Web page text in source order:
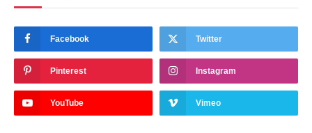
Facebook Twitter
Pinterest Instagram
YouTube Vimeo